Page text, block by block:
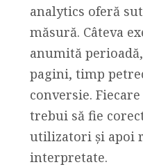
analytics oferă
măsură. Câteva
anumită
pagini, timp
conversie.
trebui să fie
utilizatori și apoi
interpretate.